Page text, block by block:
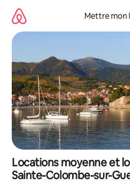
directement
contenu
Mettre mon
Locations moyenne et
Sainte-Colombe-sur-